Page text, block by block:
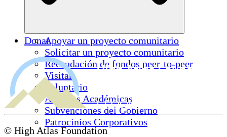
Apoyar un proyecto comunitario
Solicitar un proyecto comunitario
Recaudación de fondos peer-to-peer
Visitar
Voluntario
Alianzas Académicas
Subvenciones del Gobierno
Patrocinios Corporativos
Donar
© High Atlas Foundation